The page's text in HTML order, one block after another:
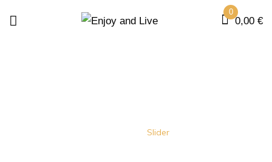
0
0,00 €
Slider